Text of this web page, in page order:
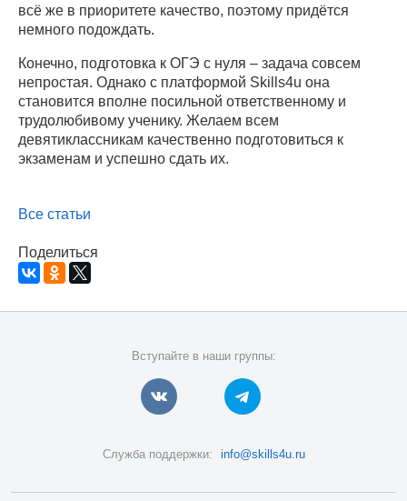
всё же в приоритете качество, поэтому придётся
немного подождать.
Конечно, подготовка к ОГЭ с нуля – задача совсем
непростая. Однако с платформой Skills4u она
становится вполне посильной ответственному и
трудолюбивому ученику. Желаем всем
девятиклассникам качественно подготовиться к
экзаменам и успешно сдать их.
Все статьи
Поделиться
Вступайте в наши группы:
Служба поддержки: info@skills4u.ru